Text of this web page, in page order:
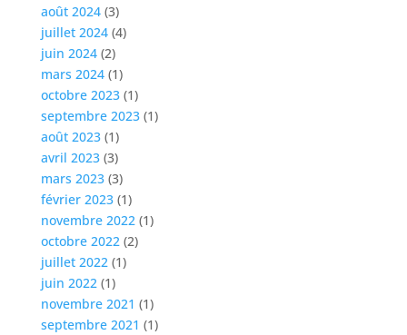
août 2024(3)
juillet 2024(4)
juin 2024(2)
mars 2024(1)
octobre 2023(1)
septembre 2023(1)
août 2023(1)
avril 2023(3)
mars 2023(3)
février 2023(1)
novembre 2022(1)
octobre 2022(2)
juillet 2022(1)
juin 2022(1)
novembre 2021 (1)
septembre 2021 (1)